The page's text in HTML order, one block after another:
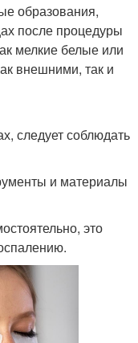
образования,
после процедуры
мелкие белые или
внешними, так и
следует соблюдать
и материалы
это